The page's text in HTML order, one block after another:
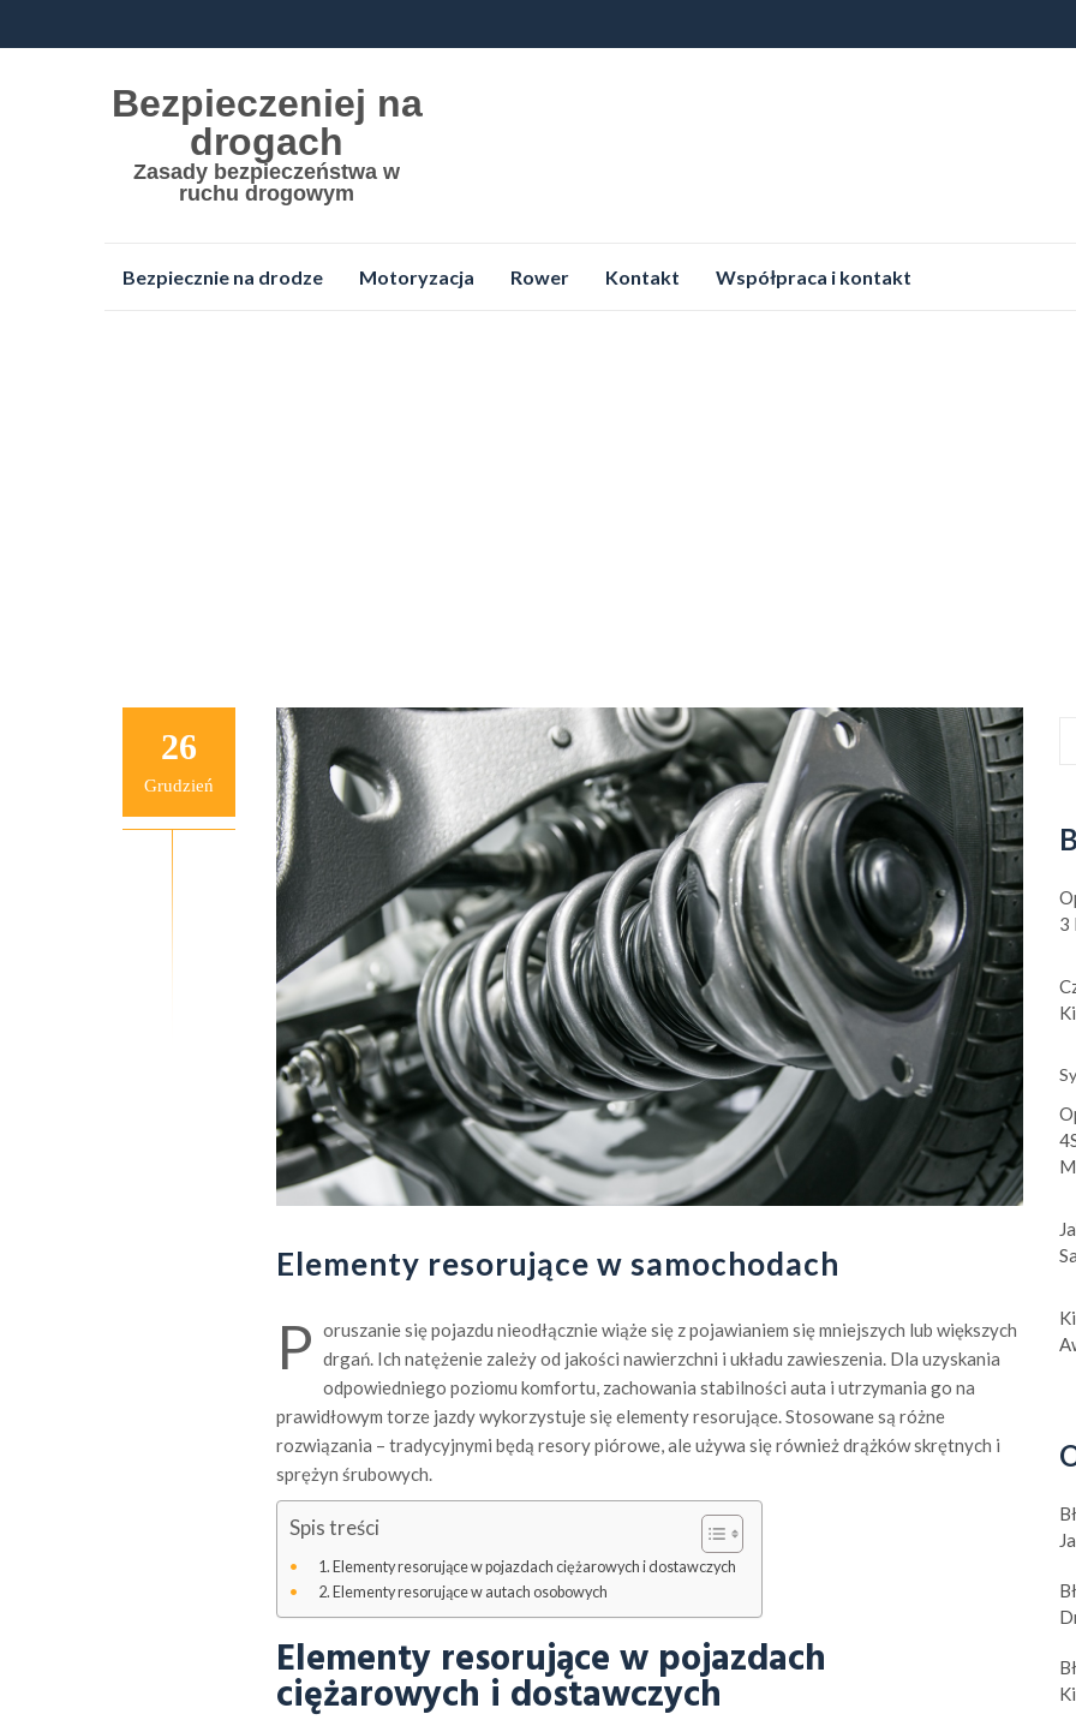
Bezpieczeniej na
drogach
Zasady bezpieczeństwa w
ruchu drogowym
Bezpiecznie na drodze Motoryzacja Rower Kontakt Współpraca i kontakt
26
Grudzień
Elementy resorujące w samochodach
P oruszanie się pojazdu nieodłącznie wiąże się z pojawianiem się mniejszych lub większych
drgań. Ich natężenie zależy od jakości nawierzchni i układu zawieszenia. Dla uzyskania
odpowiedniego poziomu komfortu, zachowania stabilności auta i utrzymania go na
prawidłowym torze jazdy wykorzystuje się elementy resorujące. Stosowane są różne
rozwiązania – tradycyjnymi będą resory piórowe, ale używa się również drążków skrętnych i
sprężyn śrubowych.
Spis treści
Elementy resorujące w pojazdach ciężarowych i dostawczych
Elementy resorujące w autach osobowych
Elementy resorujące w pojazdach
ciężarowych i dostawczych
3